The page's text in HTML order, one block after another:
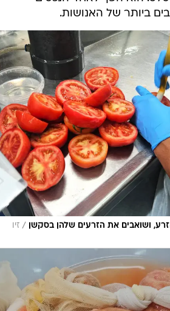
ביותר של האנושות.
ושואבים את הזרעים שלהן בסקשן / זיו